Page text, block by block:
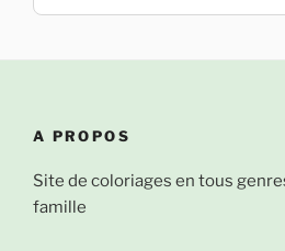
A PROPOS
Site de coloriages en tous
famille